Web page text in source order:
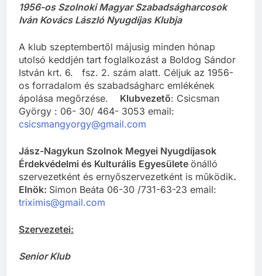
1956-os Szolnoki Magyar Szabadságharcosok
Iván Kovács László Nyugdíjas Klubja
A klub szeptembertől májusig minden hónap
utolsó keddjén tart foglalkozást a Boldog Sándor
István krt. 6. fsz. 2. szám alatt. Céljuk az 1956-
os forradalom és szabadságharc emlékének
ápolása megőrzése. Klubvezető: Csicsman
György : 06- 30/ 464- 3053 email:
csicsmangyorgy@gmail.com
Jász-Nagykun Szolnok Megyei Nyugdíjasok
Érdekvédelmi és Kulturális Egyesülete önálló
szervezetként és ernyőszervezetként is működik.
Elnök: Simon Beáta 06-30 /731-63-23 email:
triximis@gmail.com
Szervezetei:
Senior Klub